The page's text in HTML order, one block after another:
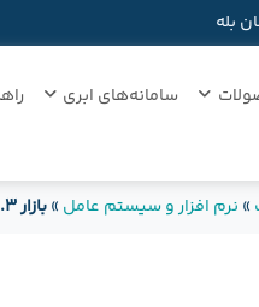
بله
سامانه‌های ابری
» نرم افزار و سیستم عامل »بازار ۲.۳ میلیارد دلاری ابزارهای DevOps در سال ۲۰۱۵